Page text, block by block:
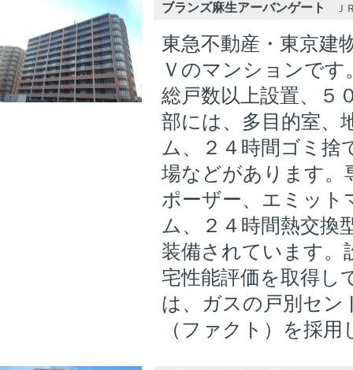
ブランズ麻生アーバンゲート Ｊ
東急不動産・東京建
Ｖのマンションです
総戸数以上設置、５
部には、多目的室、
ム、２４時間ゴミ捨
場などがあります。
ポーザー、エミット
ム、２４時間熱交換
装備されています。
宅性能評価を取得し
は、ガスの戸別セン
（ファクト）を採